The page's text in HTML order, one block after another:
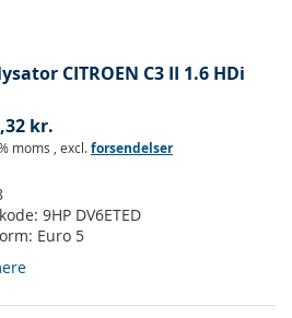
CITROEN C3 II 1.6 HDi
kr.
moms , excl.forsendelser
9HP DV6ETED
Euro 5